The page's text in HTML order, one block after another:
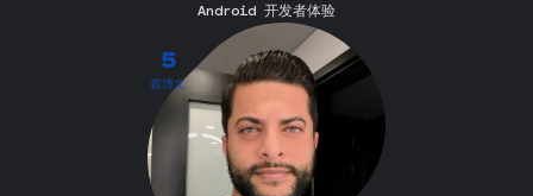
5
篇博文
Android 开发者体验